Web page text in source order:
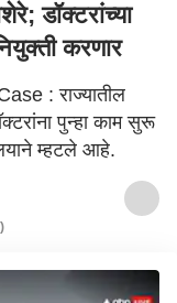
डॉक्टरांच्या
करणार
: राज्यातील
पुन्हा काम सुरू
म्हटले आहे.